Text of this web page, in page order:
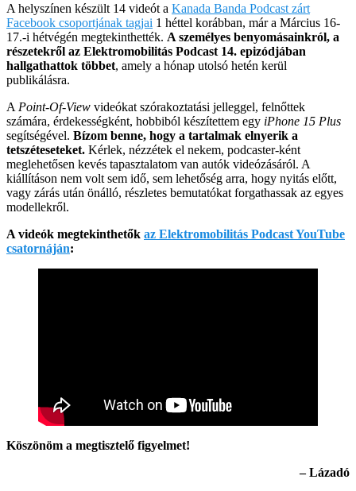
A helyszínen készült 14 videót a Kanada Banda Podcast zárt
Facebook csoportjának tagjai 1 héttel korábban, már a Március 16-
17.-i hétvégén megtekinthették. A személyes benyomásainkról, a
részetekről az Elektromobilitás Podcast 14. epizódjában
hallgathattok többet, amely a hónap utolsó hetén kerül
publikálásra.
A Point-Of-View videókat szórakoztatási jelleggel, felnőttek
számára, érdekességként, hobbiból készítettem egy iPhone 15 Plus
segítségével. Bízom benne, hogy a tartalmak elnyerik a
tetszéteseteket. Kérlek, nézzétek el nekem, podcaster-ként
meglehetősen kevés tapasztalatom van autók videózásáról. A
kiállításon nem volt sem idő, sem lehetőség arra, hogy nyitás előtt,
vagy zárás után önálló, részletes bemutatókat forgathassak az egyes
modellekről.
A videók megtekinthetők az Elektromobilitás Podcast YouTube
csatornáján:
Köszönöm a megtisztelő figyelmet!
– Lázadó